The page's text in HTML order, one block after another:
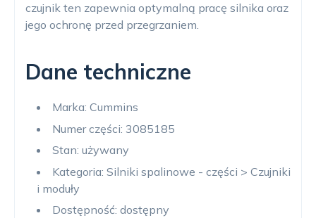
czujnik ten zapewnia optymalną pracę silnika oraz
jego ochronę przed przegrzaniem.
Dane techniczne
Marka: Cummins
Numer części: 3085185
Stan: używany
Kategoria: Silniki spalinowe - części > Czujniki
i moduły
Dostępność: dostępny